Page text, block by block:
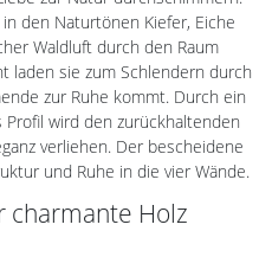
den Naturtönen Kiefer, Eiche
Waldluft durch den Raum
laden sie zum Schlendern durch
zur Ruhe kommt. Durch ein
wird den zurückhaltenden
verliehen. Der bescheidene
und Ruhe in die vier Wände.
charmante Holz